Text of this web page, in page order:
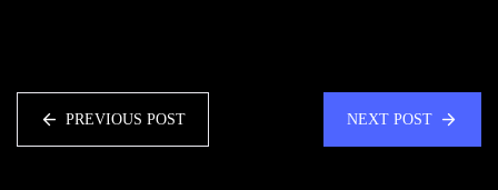
PREVIOUS POST NEXT POST